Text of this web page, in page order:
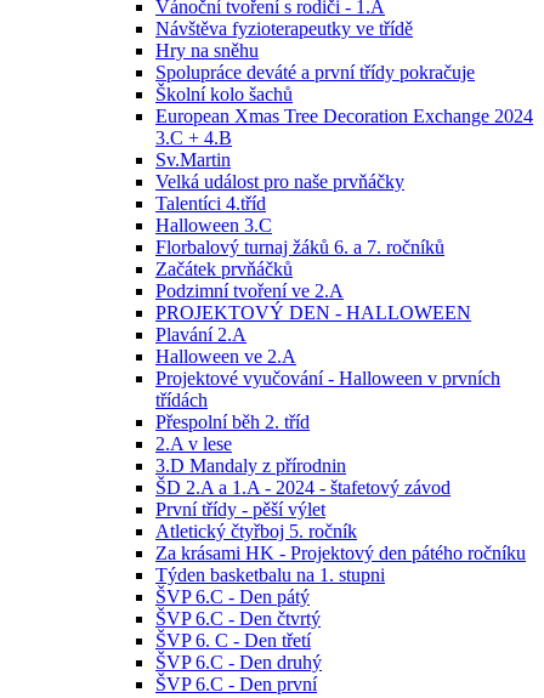
Vánoční tvoření s rodiči - 1.A
Návštěva fyzioterapeutky ve třídě
Hry na sněhu
Spolupráce deváté a první třídy pokračuje
Školní kolo šachů
European Xmas Tree Decoration Exchange 2024
3.C + 4.B
Sv.Martin
Velká událost pro naše prvňáčky
Talentíci 4.tříd
Halloween 3.C
Florbalový turnaj žáků 6. a 7. ročníků
Začátek prvňáčků
Podzimní tvoření ve 2.A
PROJEKTOVÝ DEN - HALLOWEEN
Plavání 2.A
Halloween ve 2.A
Projektové vyučování - Halloween v prvních
třídách
Přespolní běh 2. tříd
2.A v lese
3.D Mandaly z přírodnin
ŠD 2.A a 1.A - 2024 - štafetový závod
První třídy - pěší výlet
Atletický čtyřboj 5. ročník
Za krásami HK - Projektový den pátého ročníku
Týden basketbalu na 1. stupni
ŠVP 6.C - Den pátý
ŠVP 6.C - Den čtvrtý
ŠVP 6. C - Den třetí
ŠVP 6.C - Den druhý
ŠVP 6.C - Den první